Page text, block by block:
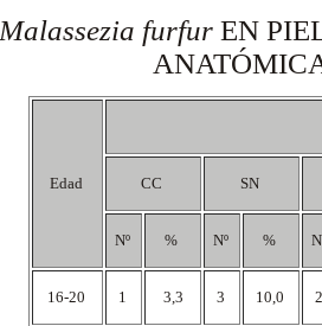
Malassezia furfur EN
Edad CC SN
Nº % Nº %
16-20 1 3,3 3 10,0